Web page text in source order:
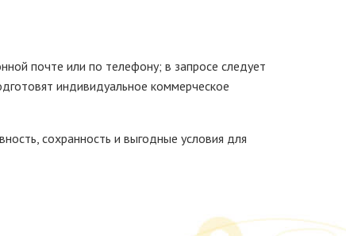
почте или по телефону; в запросе следует
индивидуальное коммерческое
сохранность и выгодные условия для